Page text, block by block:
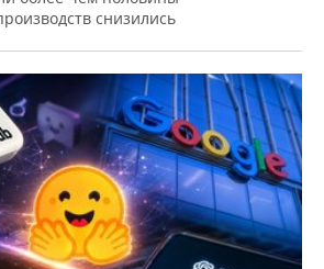
снизились